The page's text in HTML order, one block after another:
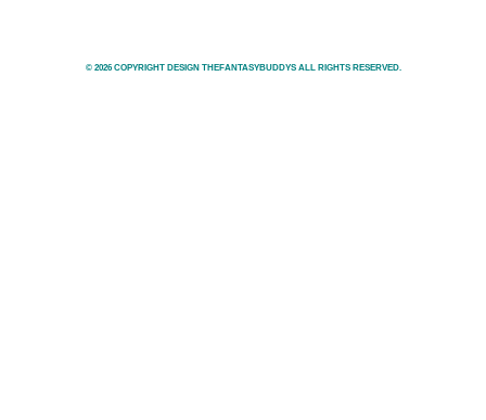
© 2026 COPYRIGHT DESIGN THEFANTASYBUDDYS ALL RIGHTS RESERVED.